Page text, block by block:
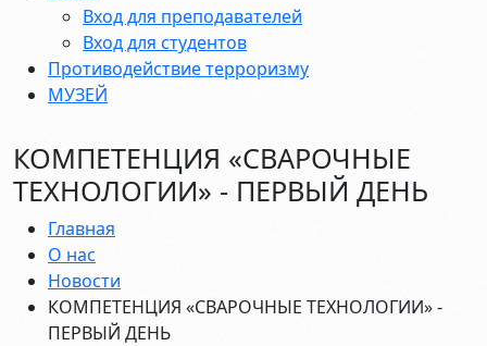
Вход для преподавателей
Вход для студентов
Противодействие терроризму
МУЗЕЙ
КОМПЕТЕНЦИЯ «СВАРОЧНЫЕ
ТЕХНОЛОГИИ» - ПЕРВЫЙ ДЕНЬ
Главная
О нас
Новости
КОМПЕТЕНЦИЯ «СВАРОЧНЫЕ ТЕХНОЛОГИИ» -
ПЕРВЫЙ ДЕНЬ